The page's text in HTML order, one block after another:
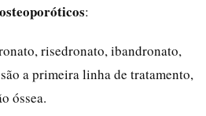
:
risedronato, ibandronato,
a primeira linha de tratamento,
óssea.